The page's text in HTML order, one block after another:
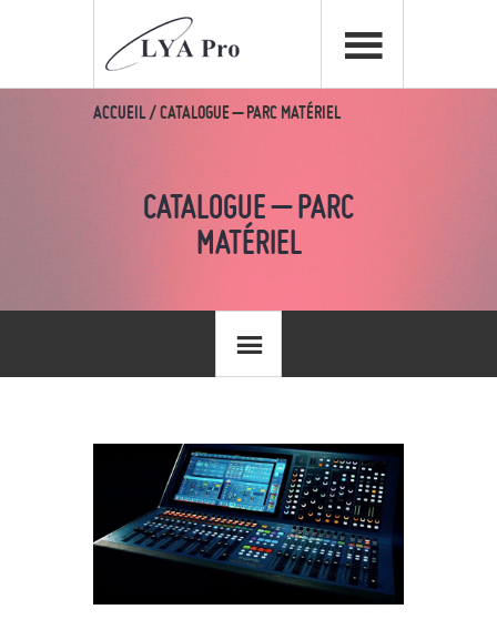
ACCUEIL /CATALOGUE – PARC MATÉRIEL
CATALOGUE – PARC
MATÉRIEL